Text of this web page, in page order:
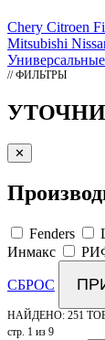
Chery Citroen
Mitsubishi
Универсальные
// ФИЛЬТРЫ
✕
Fenders
Инмакс
СБРОС
НАЙДЕНО: 251
стр. 1 из 9